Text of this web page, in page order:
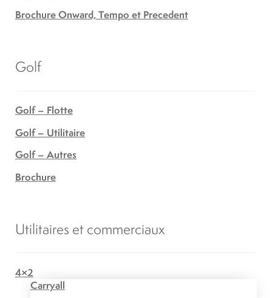
Brochure Onward, Tempo et Precedent
Golf
Golf – Flotte
Golf – Utilitaire
Golf – Autres
Brochure
Utilitaires et commerciaux
4×2
Carryall